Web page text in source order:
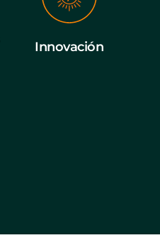
Innovación